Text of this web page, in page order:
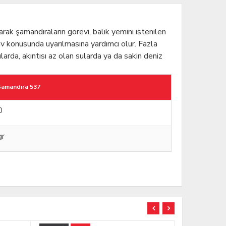
şamandıraların görevi, balık yemini istenilen
uyarılmasına yardımcı olur. Fazla
akıntısı az olan sularda ya da sakin deniz
537